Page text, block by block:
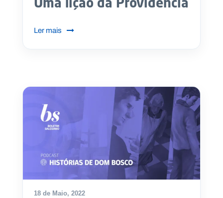
Ler mais
18 de Maio, 2022